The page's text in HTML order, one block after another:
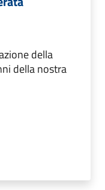
della
della nostra